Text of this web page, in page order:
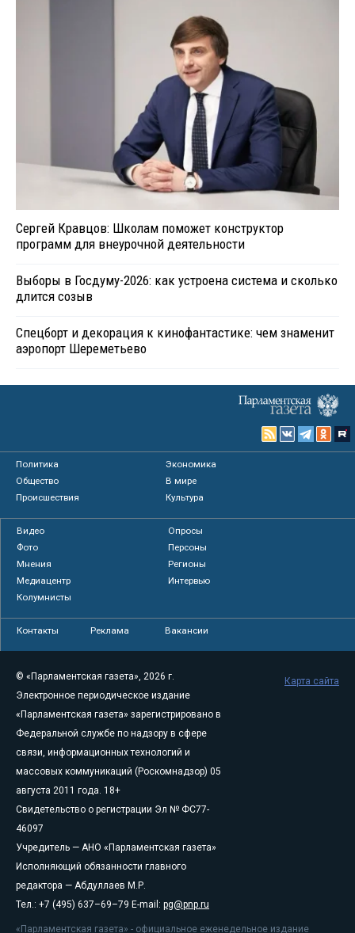
Сергей Кравцов: Школам поможет конструктор
программ для внеурочной деятельности
Выборы в Госдуму-2026: как устроена система и сколько
длится созыв
Спецборт и декорация к кинофантастике: чем знаменит
аэропорт Шереметьево
Политика
Экономика
Общество
В мире
Происшествия
Культура
Видео
Опросы
Фото
Персоны
Мнения
Регионы
Медиацентр
Интервью
Колумнисты
Контакты Реклама Вакансии
© «Парламентская газета», 2026 г.
Электронное периодическое издание
«Парламентская газета» зарегистрировано в
Федеральной службе по надзору в сфере
связи, информационных технологий и
массовых коммуникаций (Роскомнадзор) 05
августа 2011 года. 18+
Свидетельство о регистрации Эл № ФС77-
46097
Учредитель — АНО «Парламентская газета»
Исполняющий обязанности главного
редактора — Абдуллаев М.Р.
Тел.: +7 (495) 637–69–79 E-mail: pg@pnp.ru
«Парламентская газета» - официальное еженедельное издание
Карта сайта